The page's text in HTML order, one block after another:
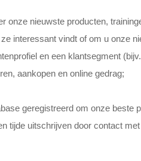
onze nieuwste producten,
interessant vindt of om u onze
en een klantsegment
aankopen en online gedrag;
geregistreerd om onze beste
tijde uitschrijven door contact